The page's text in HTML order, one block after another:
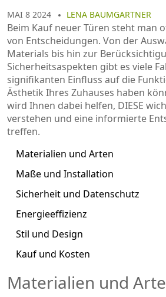
MAI 8 2024 LENA BAUMGARTNER
Beim Kauf neuer Türen steht man
von Entscheidungen. Von der
Materials bis hin zur
Sicherheitsaspekten gibt es viele
signifikanten Einfluss auf die
Ästhetik Ihres Zuhauses haben
wird Ihnen dabei helfen, DIESE
verstehen und eine informierte
treffen.
Materialien und Arten
Maße und Installation
Sicherheit und Datenschutz
Energieeffizienz
Stil und Design
Kauf und Kosten
Materialien und